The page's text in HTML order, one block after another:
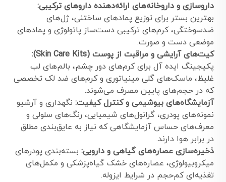
داروسازی و داروخانه‌های ارائه‌دهنده داروهای ترکیبی:
بهترین بستر برای توزیع پمادهای ساختنی، ژل‌های
ضدسوختگی، کرم‌های ترکیبی دست‌ساز پاتولوژی و پمادهای
موضعی دست و صورت.
کیت‌های آرایشی و مراقبت از پوست (Skin Care Kits):
پکیجینگ ایده آل برای کرم‌های دور چشم، بالم‌های لب
غلیظ، ماسک‌های گلی مینیاتوری و کرم‌های ضد لک تخصصی
که در حجم‌های پایین مصرف می‌شوند.
آزمایشگاه‌های بیوشیمی و کنترل کیفیت: نگهداری و آرشیو
نمونه‌های پودری، گرانول‌های شیمیایی، رنگ‌های سلولی و
معرف‌های حساس آزمایشگاهی که نیاز به عایق‌بندی مطلق
در برابر هوا دارند.
ذخیره‌سازی عصاره‌های گیاهی و دارویی: بسته‌بندی پودرهای
میکروبیولوژی، عصاره‌های خشک گیاه‌پزشکی و مکمل‌های
تغذیه‌ای کم‌حجم در شرایط ایزوله.